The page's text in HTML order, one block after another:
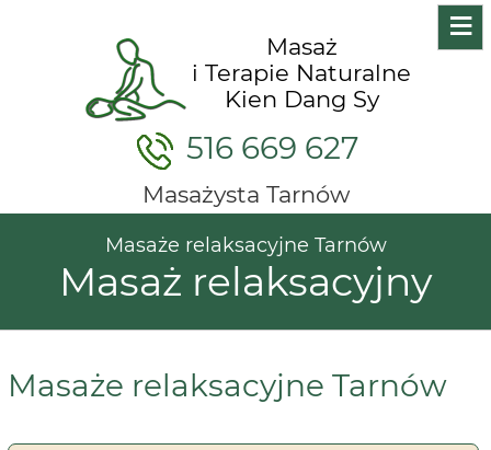
Masaż
i Terapie Naturalne
Kien Dang Sy
516 669 627
Masażysta Tarnów
Masaże relaksacyjne Tarnów
Masaż relaksacyjny
Masaże relaksacyjne Tarnów
≡